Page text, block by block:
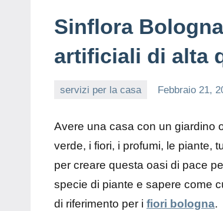
Sinflora
artificiali di alta
servizi per la casa Febbraio 21,
Avere una casa con un giardino
verde, i fiori, i profumi, le piante,
per creare questa oasi di pace
specie di piante e sapere come
di riferimento per i fiori bologna.